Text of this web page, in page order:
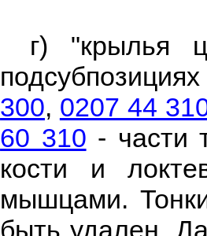
г) "крылья
подсубпозициях
300, 0207 44
60 310 - части
кости и
мышцами.
быть удален.